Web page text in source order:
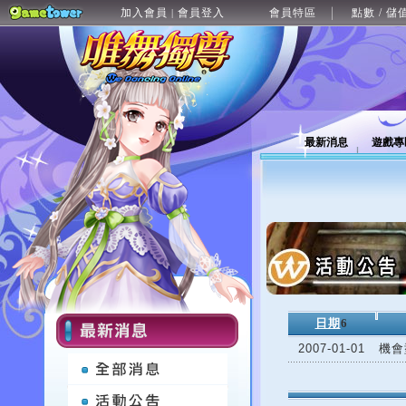
加入會員 | 會員登入 會員特區 點數 / 儲
最新消息 遊戲
日期 6
2007-01-01
機